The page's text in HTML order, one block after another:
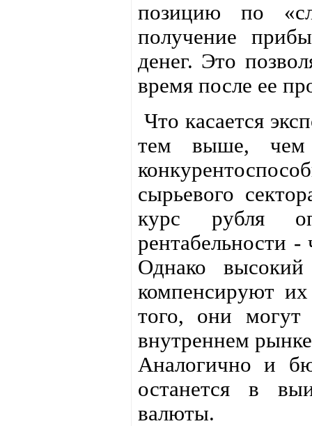
позицию по
получение
денег. Это
время после ее
Что касается
тем выше,
сырьевого
курс рубля
рентабельности
Однако
компенсируют
того, они
внутреннем
Аналогично и
останется в
валюты.